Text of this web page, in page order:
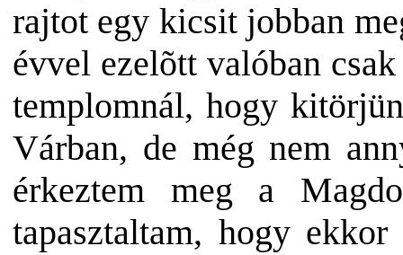
rajtot egy kicsit jobban
évvel ezelõtt valóban
templomnál, hogy
Várban, de még nem
érkeztem meg a
tapasztaltam, hogy